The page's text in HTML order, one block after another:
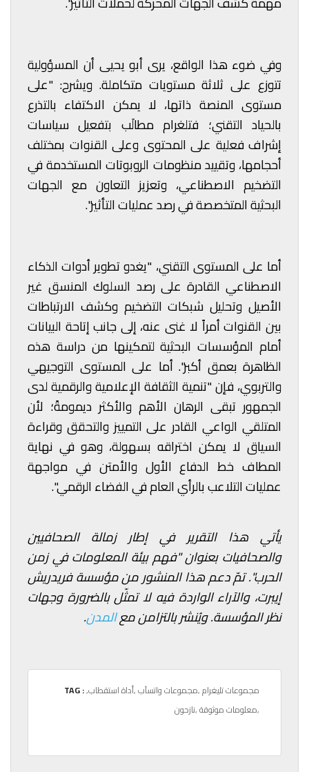
وفي ضوء هذا الواقع، يرى أبو يحيى أن المسؤولية
تتوزع على ثلاثة مستويات متكاملة. ويشرح: "على
مستوى المنصة ذاتها، لا يمكن الاكتفاء بالتذرع
بالحياد التقني؛ فتلغرام مطالَب بتفعيل سياسات
إشراف فعلية على المحتوى وعلى القنوات بمختلف
أحجامها، وتقييد منظومات الروبوتات المستخدمة في
التضخيم الاصطناعي، وتعزيز التعاون مع الجهات
البحثية المتخصصة في رصد عمليات التأثير".
أما على المستوى التقني، "يغدو تطوير أدوات الذكاء
الاصطناعي القادرة على رصد السلوك المنسق غير
الأصيل وتحليل شبكات التضخيم وكشف الارتباطات
بين القنوات أمراً لا غنى عنه، إلى جانب إتاحة البيانات
أمام المؤسسات البحثية لتمكينها من دراسة هذه
الظاهرة بعمق أكبر". أما على المستوى التوجيهي
والتربوي، فإن "تنمية الثقافة الإعلامية والرقمية لدى
الجمهور تبقى الرهان الأهم والأكثر ديمومةً؛ لأن
المتلقي الواعي القادر على التمييز والتحقق وقراءة
السياق لا يمكن اختراقه بسهولة، وهو في نهاية
المطاف خط الدفاع الأول والأمتن في مواجهة
عمليات التلاعب بالرأي العام في الفضاء الرقمي".
يأتي هذا التقرير في إطار زمالة الصحافيين
والصحافيات بعنوان "فهم بيئة المعلومات في زمن
الحرب". تمّ دعم هذا المنشور من مؤسسة فريدريش
إيبرت، والآراء الواردة فيه لا تمثّل بالضرورة وجهات
نظر المؤسسة. ويُنشر بالتزامن معالمدن.
TAG : ,مجموعات تليغرام,مجموعات واتسآب,أداة استقطاب
,معلومات موثوقة,نازحون